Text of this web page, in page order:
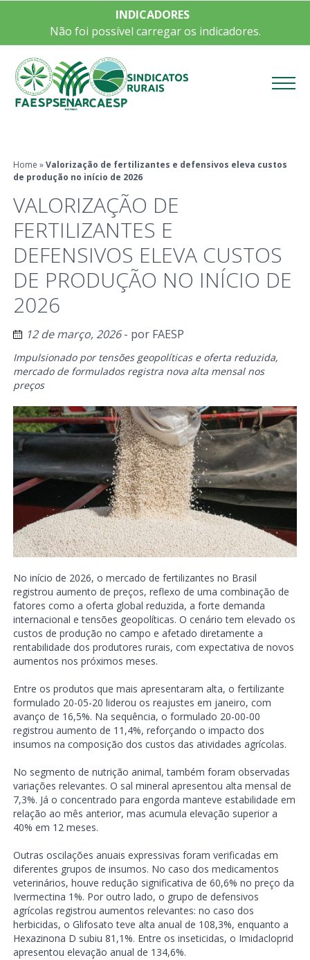
INDICADORES
Não foi possível carregar os indicadores.
Home »Valorização de fertilizantes e defensivos eleva custos
de produção no início de 2026
VALORIZAÇÃO DE
FERTILIZANTES E
DEFENSIVOS ELEVA CUSTOS
DE PRODUÇÃO NO INÍCIO DE
2026
12 de março, 2026- por FAESP
Impulsionado por tensões geopolíticas e oferta reduzida,
mercado de formulados registra nova alta mensal nos
preços
No início de 2026, o mercado de fertilizantes no Brasil
registrou aumento de preços, reflexo de uma combinação de
fatores como a oferta global reduzida, a forte demanda
internacional e tensões geopolíticas. O cenário tem elevado os
custos de produção no campo e afetado diretamente a
rentabilidade dos produtores rurais, com expectativa de novos
aumentos nos próximos meses.
Entre os produtos que mais apresentaram alta, o fertilizante
formulado 20-05-20 liderou os reajustes em janeiro, com
avanço de 16,5%. Na sequência, o formulado 20-00-00
registrou aumento de 11,4%, reforçando o impacto dos
insumos na composição dos custos das atividades agrícolas.
No segmento de nutrição animal, também foram observadas
variações relevantes. O sal mineral apresentou alta mensal de
7,3%. Já o concentrado para engorda manteve estabilidade em
relação ao mês anterior, mas acumula elevação superior a
40% em 12 meses.
Outras oscilações anuais expressivas foram verificadas em
diferentes grupos de insumos. No caso dos medicamentos
veterinários, houve redução significativa de 60,6% no preço da
Ivermectina 1%. Por outro lado, o grupo de defensivos
agrícolas registrou aumentos relevantes: no caso dos
herbicidas, o Glifosato teve alta anual de 108,3%, enquanto a
Hexazinona D subiu 81,1%. Entre os inseticidas, o Imidacloprid
apresentou elevação anual de 134,6%.